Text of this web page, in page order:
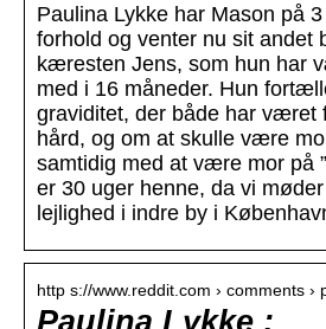
Paulina Lykke har Mason på
forhold og venter nu sit andet
kæresten Jens, som hun har
med i 16 måneder. Hun
graviditet, der både har været
hård, og om at skulle være
samtidig med at være mor på
er 30 uger henne, da vi
lejlighed i indre by i
http s://www.reddit.com › comments ›
Paulina Lykke :